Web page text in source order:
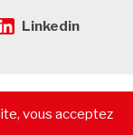
Linkedin
-Mentions
vous acceptez